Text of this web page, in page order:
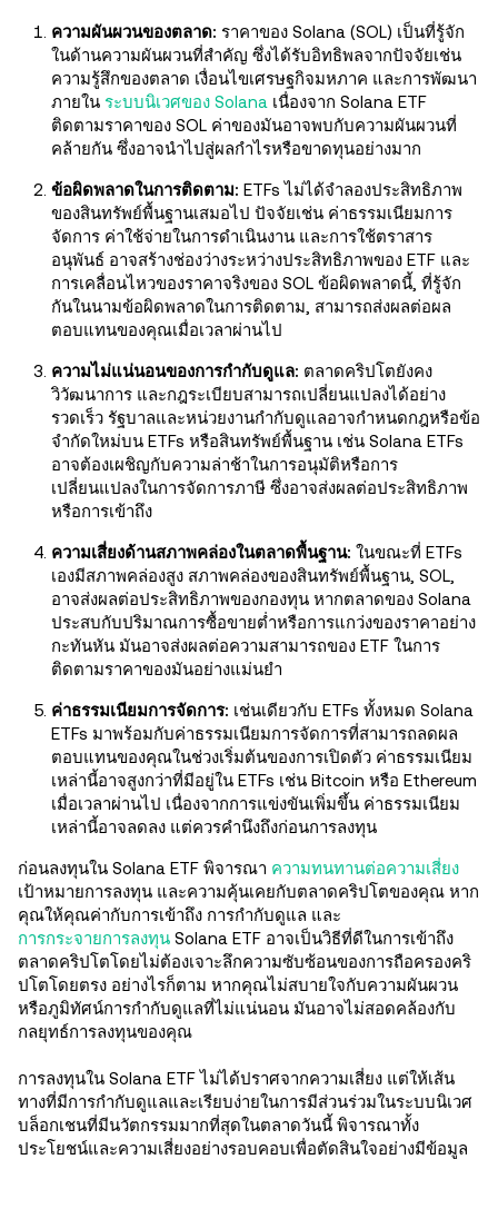
ความผันผวนของตลาด: ราคาของ Solana (SOL) เป็นที่รู้จัก
ในด้านความผันผวนที่สำคัญ ซึ่งได้รับอิทธิพลจากปัจจัยเช่น
ความรู้สึกของตลาด เงื่อนไขเศรษฐกิจมหภาค และการพัฒนา
ภายใน ระบบนิเวศของ Solana เนื่องจาก Solana ETF
ติดตามราคาของ SOL ค่าของมันอาจพบกับความผันผวนที่
คล้ายกัน ซึ่งอาจนำไปสู่ผลกำไรหรือขาดทุนอย่างมาก
ข้อผิดพลาดในการติดตาม: ETFs ไม่ได้จำลองประสิทธิภาพ
ของสินทรัพย์พื้นฐานเสมอไป ปัจจัยเช่น ค่าธรรมเนียมการ
จัดการ ค่าใช้จ่ายในการดำเนินงาน และการใช้ตราสาร
อนุพันธ์ อาจสร้างช่องว่างระหว่างประสิทธิภาพของ ETF และ
การเคลื่อนไหวของราคาจริงของ SOL ข้อผิดพลาดนี้, ที่รู้จัก
กันในนามข้อผิดพลาดในการติดตาม, สามารถส่งผลต่อผล
ตอบแทนของคุณเมื่อเวลาผ่านไป
ความไม่แน่นอนของการกำกับดูแล: ตลาดคริปโตยังคง
วิวัฒนาการ และกฎระเบียบสามารถเปลี่ยนแปลงได้อย่าง
รวดเร็ว รัฐบาลและหน่วยงานกำกับดูแลอาจกำหนดกฎหรือข้อ
จำกัดใหม่บน ETFs หรือสินทรัพย์พื้นฐาน เช่น Solana ETFs
อาจต้องเผชิญกับความล่าช้าในการอนุมัติหรือการ
เปลี่ยนแปลงในการจัดการภาษี ซึ่งอาจส่งผลต่อประสิทธิภาพ
หรือการเข้าถึง
ความเสี่ยงด้านสภาพคล่องในตลาดพื้นฐาน: ในขณะที่ ETFs
เองมีสภาพคล่องสูง สภาพคล่องของสินทรัพย์พื้นฐาน, SOL,
อาจส่งผลต่อประสิทธิภาพของกองทุน หากตลาดของ Solana
ประสบกับปริมาณการซื้อขายต่ำหรือการแกว่งของราคาอย่าง
กะทันหัน มันอาจส่งผลต่อความสามารถของ ETF ในการ
ติดตามราคาของมันอย่างแม่นยำ
ค่าธรรมเนียมการจัดการ: เช่นเดียวกับ ETFs ทั้งหมด Solana
ETFs มาพร้อมกับค่าธรรมเนียมการจัดการที่สามารถลดผล
ตอบแทนของคุณในช่วงเริ่มต้นของการเปิดตัว ค่าธรรมเนียม
เหล่านี้อาจสูงกว่าที่มีอยู่ใน ETFs เช่น Bitcoin หรือ Ethereum
เมื่อเวลาผ่านไป เนื่องจากการแข่งขันเพิ่มขึ้น ค่าธรรมเนียม
เหล่านี้อาจลดลง แต่ควรคำนึงถึงก่อนการลงทุน
ก่อนลงทุนใน Solana ETF พิจารณา ความทนทานต่อความเสี่ยง
เป้าหมายการลงทุน และความคุ้นเคยกับตลาดคริปโตของคุณ หาก
คุณให้คุณค่ากับการเข้าถึง การกำกับดูแล และ
การกระจายการลงทุน Solana ETF อาจเป็นวิธีที่ดีในการเข้าถึง
ตลาดคริปโตโดยไม่ต้องเจาะลึกความซับซ้อนของการถือครองคริ
ปโตโดยตรง อย่างไรก็ตาม หากคุณไม่สบายใจกับความผันผวน
หรือภูมิทัศน์การกำกับดูแลที่ไม่แน่นอน มันอาจไม่สอดคล้องกับ
กลยุทธ์การลงทุนของคุณ
การลงทุนใน Solana ETF ไม่ได้ปราศจากความเสี่ยง แต่ให้เส้น
ทางที่มีการกำกับดูแลและเรียบง่ายในการมีส่วนร่วมในระบบนิเวศ
บล็อกเชนที่มีนวัตกรรมมากที่สุดในตลาดวันนี้ พิจารณาทั้ง
ประโยชน์และความเสี่ยงอย่างรอบคอบเพื่อตัดสินใจอย่างมีข้อมูล